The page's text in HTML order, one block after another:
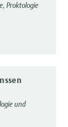
Proktologie
und